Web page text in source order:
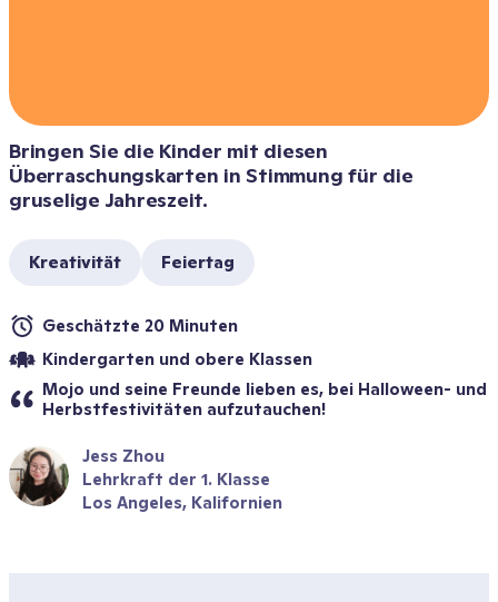
Bringen Sie die Kinder mit diesen
Überraschungskarten in Stimmung für die
gruselige Jahreszeit.
Kreativität Feiertag
Geschätzte 20 Minuten
Kindergarten und obere Klassen
Mojo und seine Freunde lieben es, bei Halloween- und
Herbstfestivitäten aufzutauchen!
Jess Zhou
Lehrkraft der 1. Klasse
Los Angeles, Kalifornien